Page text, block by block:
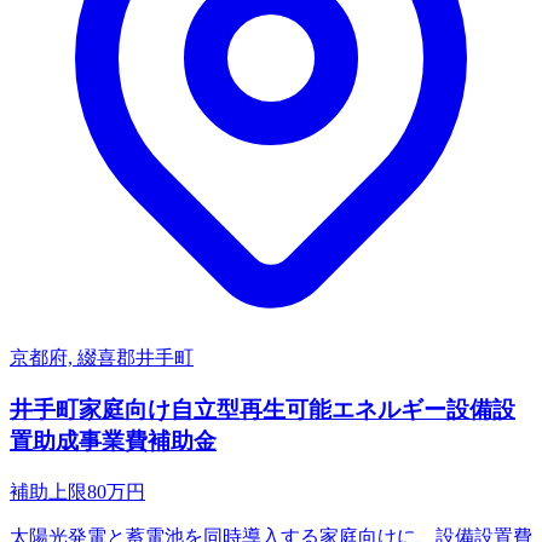
京都府, 綴喜郡井手町
井手町家庭向け自立型再生可能エネルギー設備設
置助成事業費補助金
補助上限80万円
太陽光発電と蓄電池を同時導入する家庭向けに、設備設置費